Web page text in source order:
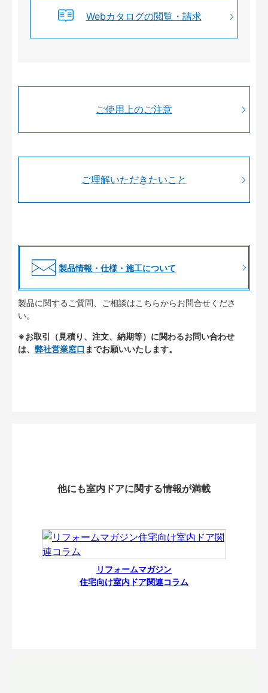
Webカタログの閲覧・請求
ご使用上のご注意
ご理解いただきたいこと
製品情報・仕様・施工について
製品に関するご質問、ご相談はこちらからお問合せくださ
い。
※お取引（見積り、注文、納期等）に関わるお問い合わせ
は、 弊社営業窓口 までお願いいたします。
他にも室内ドアに関する情報が満載
リフォームマガジン
住宅向け室内ドア関連コラム